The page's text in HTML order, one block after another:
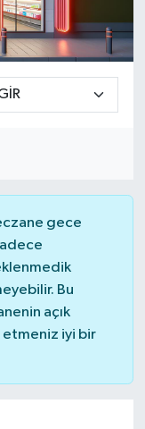
gece
Bu
açık
etmeniz iyi bir